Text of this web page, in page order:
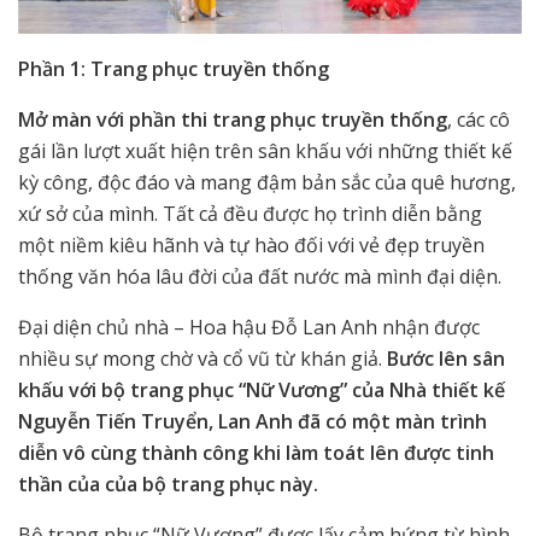
Phần 1: Trang phục truyền thống
Mở màn với phần thi trang phục truyền thống, các cô
gái lần lượt xuất hiện trên sân khấu với những thiết kế
kỳ công, độc đáo và mang đậm bản sắc của quê hương,
xứ sở của mình. Tất cả đều được họ trình diễn bằng
một niềm kiêu hãnh và tự hào đối với vẻ đẹp truyền
thống văn hóa lâu đời của đất nước mà mình đại diện.
Đại diện chủ nhà – Hoa hậu Đỗ Lan Anh nhận được
nhiều sự mong chờ và cổ vũ từ khán giả. Bước lên sân
khấu với bộ trang phục “Nữ Vương” của Nhà thiết kế
Nguyễn Tiến Truyển, Lan Anh đã có một màn trình
diễn vô cùng thành công khi làm toát lên được tinh
thần của của bộ trang phục này.